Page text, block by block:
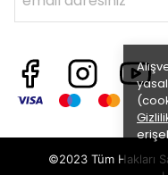
©2023 Tüm Hakları